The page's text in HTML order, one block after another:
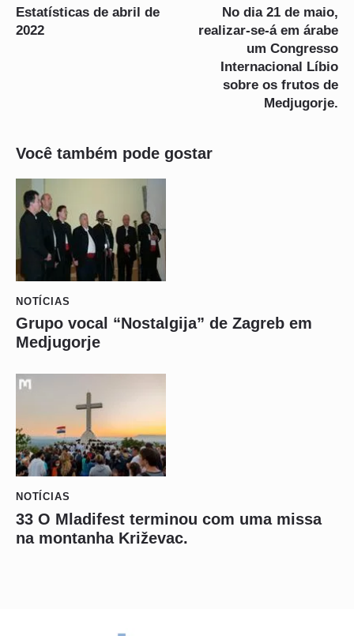
Estatísticas de abril de
2022
No dia 21 de maio,
realizar-se-á em árabe
um Congresso
Internacional Líbio
sobre os frutos de
Medjugorje.
Você também pode gostar
NOTÍCIAS
Grupo vocal “Nostalgija” de Zagreb em
Medjugorje
NOTÍCIAS
33 O Mladifest terminou com uma missa
na montanha Križevac.